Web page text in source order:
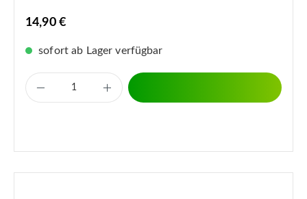
14,90 €
sofort ab Lager verfügbar